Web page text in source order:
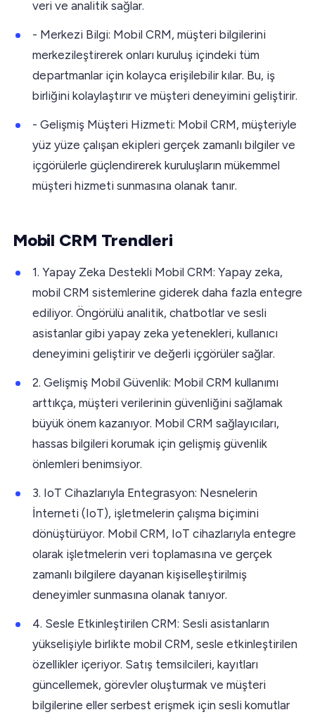
veri ve analitik sağlar.
- Merkezi Bilgi: Mobil CRM, müşteri bilgilerini
merkezileştirerek onları kuruluş içindeki tüm
departmanlar için kolayca erişilebilir kılar. Bu, iş
birliğini kolaylaştırır ve müşteri deneyimini geliştirir.
- Gelişmiş Müşteri Hizmeti: Mobil CRM, müşteriyle
yüz yüze çalışan ekipleri gerçek zamanlı bilgiler ve
içgörülerle güçlendirerek kuruluşların mükemmel
müşteri hizmeti sunmasına olanak tanır.
Mobil CRM Trendleri
1. Yapay Zeka Destekli Mobil CRM: Yapay zeka,
mobil CRM sistemlerine giderek daha fazla entegre
ediliyor. Öngörülü analitik, chatbotlar ve sesli
asistanlar gibi yapay zeka yetenekleri, kullanıcı
deneyimini geliştirir ve değerli içgörüler sağlar.
2. Gelişmiş Mobil Güvenlik: Mobil CRM kullanımı
arttıkça, müşteri verilerinin güvenliğini sağlamak
büyük önem kazanıyor. Mobil CRM sağlayıcıları,
hassas bilgileri korumak için gelişmiş güvenlik
önlemleri benimsiyor.
3. IoT Cihazlarıyla Entegrasyon: Nesnelerin
İnterneti (IoT), işletmelerin çalışma biçimini
dönüştürüyor. Mobil CRM, IoT cihazlarıyla entegre
olarak işletmelerin veri toplamasına ve gerçek
zamanlı bilgilere dayanan kişiselleştirilmiş
deneyimler sunmasına olanak tanıyor.
4. Sesle Etkinleştirilen CRM: Sesli asistanların
yükselişiyle birlikte mobil CRM, sesle etkinleştirilen
özellikler içeriyor. Satış temsilcileri, kayıtları
güncellemek, görevler oluşturmak ve müşteri
bilgilerine eller serbest erişmek için sesli komutlar